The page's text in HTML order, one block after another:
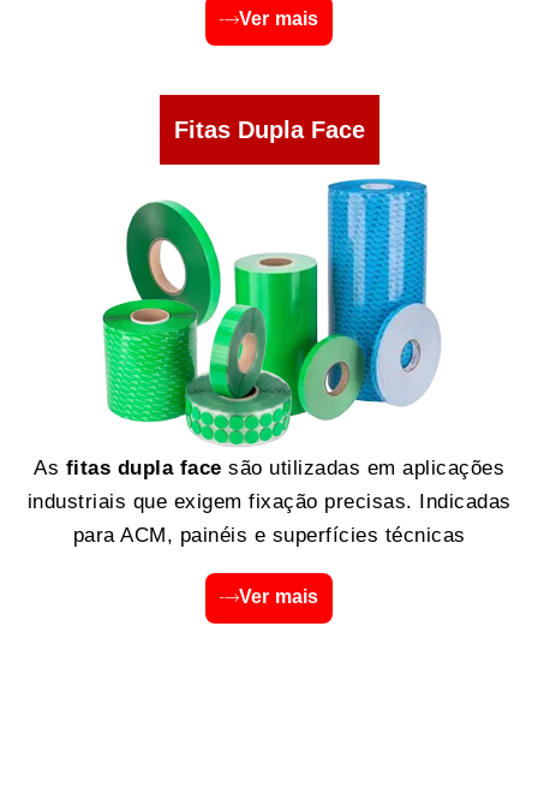
Ver mais
Fitas Dupla Face
As fitas dupla face são utilizadas em aplicações
industriais que exigem fixação precisas. Indicadas
para ACM, painéis e superfícies técnicas
Ver mais